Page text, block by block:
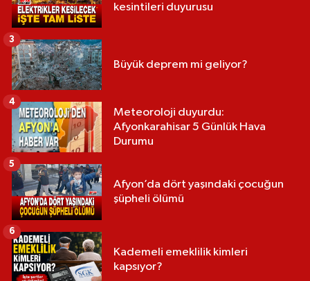
kesintileri duyurusu
Büyük deprem mi geliyor?
3
Meteoroloji duyurdu:
Afyonkarahisar 5 Günlük Hava
Durumu
4
Afyon’da dört yaşındaki çocuğun
şüpheli ölümü
5
Kademeli emeklilik kimleri
kapsıyor?
6